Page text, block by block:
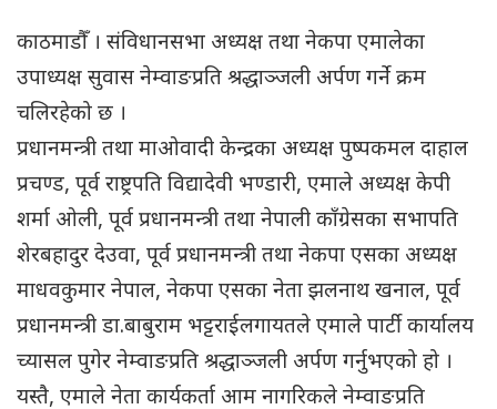
काठमाडौँ । संविधानसभा अध्यक्ष तथा नेकपा एमालेका
उपाध्यक्ष सुवास नेम्वाङप्रति श्रद्धाञ्जली अर्पण गर्ने क्रम
चलिरहेको छ ।
प्रधानमन्त्री तथा माओवादी केन्द्रका अध्यक्ष पुष्पकमल दाहाल
प्रचण्ड, पूर्व राष्ट्रपति विद्यादेवी भण्डारी, एमाले अध्यक्ष केपी
शर्मा ओली, पूर्व प्रधानमन्त्री तथा नेपाली काँग्रेसका सभापति
शेरबहादुर देउवा, पूर्व प्रधानमन्त्री तथा नेकपा एसका अध्यक्ष
माधवकुमार नेपाल, नेकपा एसका नेता झलनाथ खनाल, पूर्व
प्रधानमन्त्री डा.बाबुराम भट्टराईलगायतले एमाले पार्टी कार्यालय
च्यासल पुगेर नेम्वाङप्रति श्रद्धाञ्जली अर्पण गर्नुभएको हो ।
यस्तै, एमाले नेता कार्यकर्ता आम नागरिकले नेम्वाङप्रति